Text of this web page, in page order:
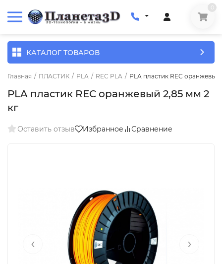
КАТАЛОГ ТОВАРОВ
Главная / ПЛАСТИК / PLA / REC PLA / PLA пластик REC оранжевый
PLA пластик REC оранжевый 2,85 мм 2
кг
Оставить отзыв Избранное Сравнение
‹ ›